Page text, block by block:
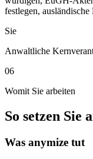
festlegen,
Sie
Anwaltliche
06
Womit Sie arbeiten
So setzen Sie
Was anymize tut